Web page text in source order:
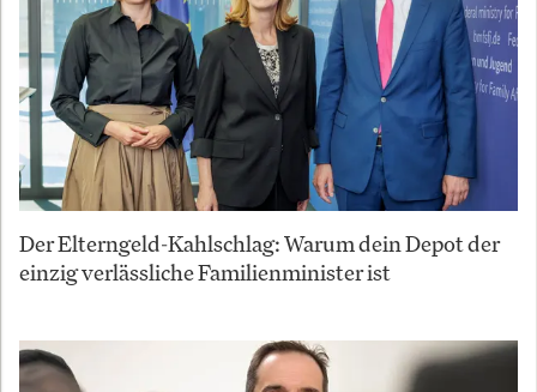
Der Elterngeld-Kahlschlag: Warum dein Depot der
einzig verlässliche Familienminister ist